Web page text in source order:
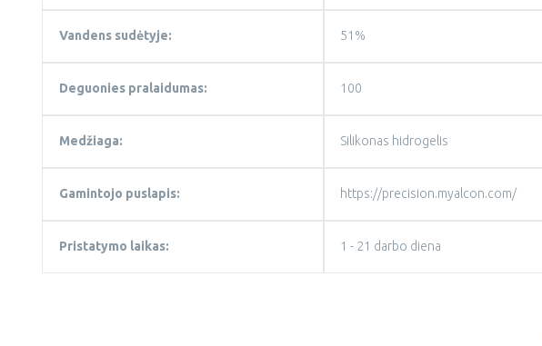
Vandens sudėtyje: 51%
Deguonies pralaidumas: 100
Medžiaga: Silikonas hidrogelis
Gamintojo puslapis: https://precision.myalcon.com/
Pristatymo laikas: 1 - 21 darbo diena